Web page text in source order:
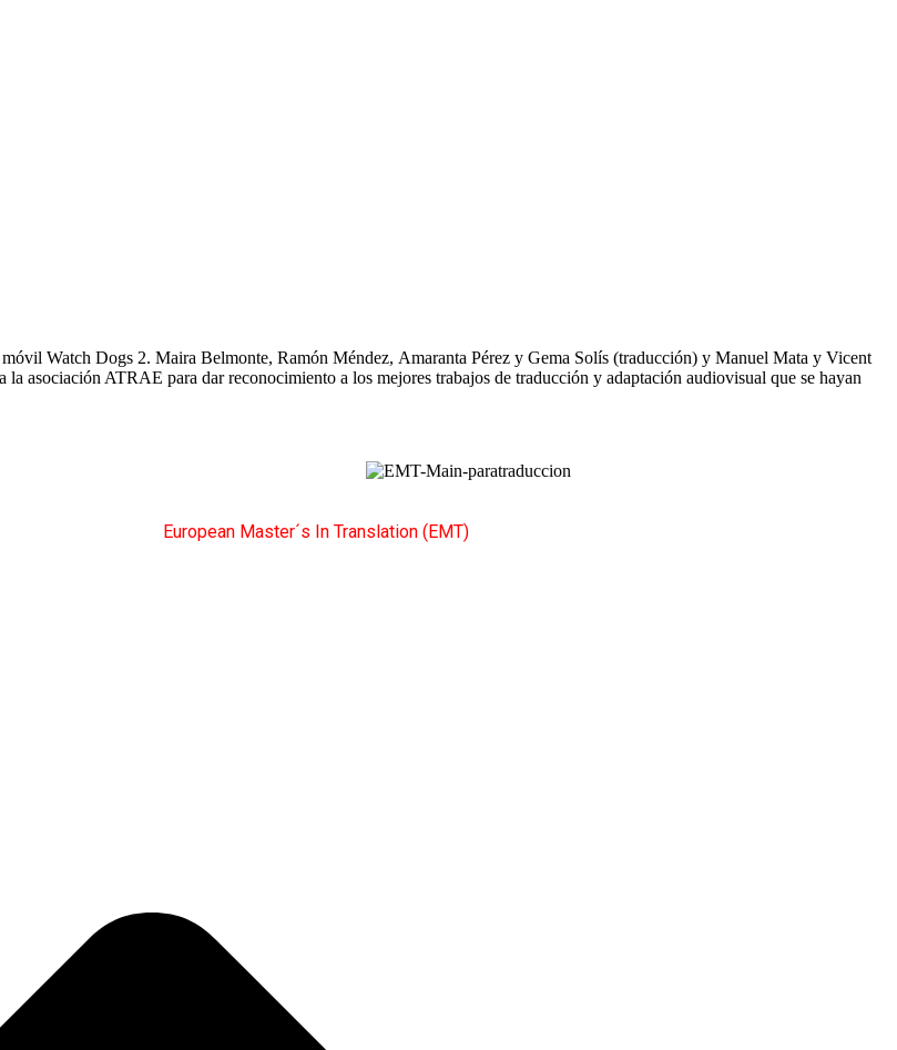
Watch Dogs 2. Maira Belmonte, Ramón Méndez, Amaranta Pérez y Gema Solís (traducción) y Manuel Mata y Vicent
asociación ATRAE para dar reconocimiento a los mejores trabajos de traducción y adaptación audiovisual que se hayan
European Master´s In Translation (EMT)